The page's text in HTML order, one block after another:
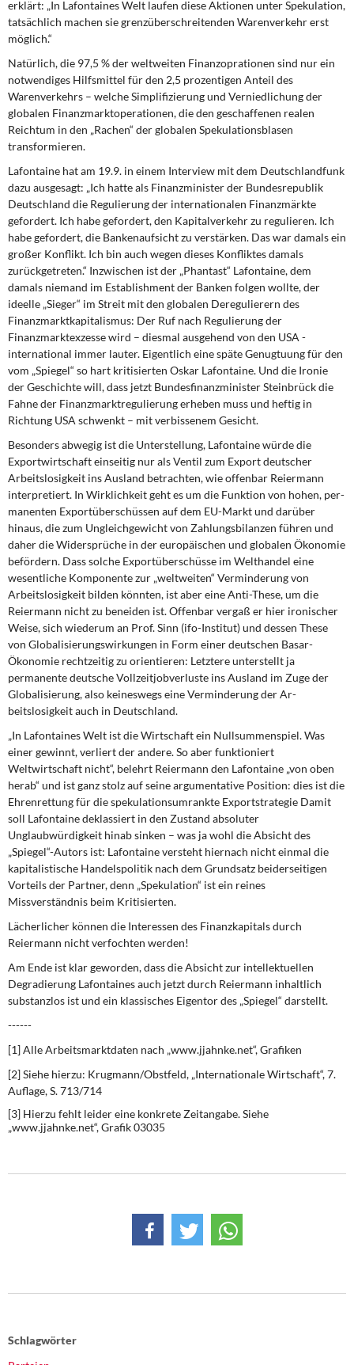
erklärt: „In Lafontaines Welt laufen diese Aktionen unter Spekulation,
tatsächlich machen sie grenzüberschreitenden Warenverkehr erst
möglich.“
Natürlich, die 97,5 % der weltweiten Finanzoprationen sind nur ein
notwendiges Hilfs­mittel für den 2,5 prozentigen Anteil des
Warenverkehrs – welcheSimplifizierungund Verniedlichungder
globalen Finanzmarktoperationen, die den geschaffenen realen
Reichtum in den „Rachen“ der globalen Spekulationsblasen
transformieren.
Lafontaine hat am 19.9. in einem Interview mit dem Deutschlandfunk
dazu ausgesagt: „Ich hatte als Finanzminister der Bundesrepublik
Deutschland die Regulierung der in­ternationalen Finanzmärkte
gefordert. Ich habe gefordert, den Kapitalverkehr zu regulie­ren. Ich
habe gefordert, die Bankenaufsicht zu verstärken. Das war damals ein
großer Konflikt. Ich bin auch wegen dieses Konfliktes damals
zurückgetreten.“ Inzwischen ist der „Phantast“ Lafontaine, dem
damals niemand im Establishment der Banken folgen wollte, der
ideelle „Sieger“ im Streit mit den globalen Deregulierern des
Finanzmarktka­pitalismus: Der Ruf nach Regulierung der
Finanzmarktexzesse wird – diesmal ausge­hend von den USA -
international immer lauter. Eigentlich eine späte Genugtuung für den
vom „Spiegel“ so hart kritisierten Oskar Lafontaine. Und die Ironie
der Geschichte will, dass jetzt Bundesfinanzminister Steinbrück die
Fahne der Finanzmarktregulierung erheben muss und heftig in
Richtung USA schwenkt – mit verbissenem Gesicht.
Besonders abwegig ist die Unterstellung, Lafontaine würde die
Exportwirtschaft einsei­tig nur als Ventil zum Export deutscher
Arbeitslosigkeit ins Ausland betrachten, wie of­fenbar Reiermann
interpretiert. In Wirklichkeit geht es um die Funktion von hohen, per­
manenten Exportüberschüssen auf dem EU-Markt und darüber
hinaus, die zum Un­gleichgewicht von Zahlungsbilanzen führen und
daher die Widersprüche in der europäi­schen und globalen Ökonomie
befördern. Dass solche Exportüberschüsse im Welthan­del eine
wesentliche Komponente zur „weltweiten“ Verminderungvon
Arbeitslosigkeit bilden könnten, ist aber eine Anti-These, um die
Reiermann nicht zu beneiden ist. Of­fenbar vergaß er hier ironischer
Weise, sich wiederum an Prof. Sinn (ifo-Institut) und dessen These
von Globalisierungswirkungen in Form einer deutschen Basar-
Ökonomie rechtzeitig zu orientieren: Letztere unterstellt ja
permanente deutsche Vollzeitjobverlus­te ins Ausland im Zuge der
Globalisierung, also keineswegs eineVerminderungder Ar­
beitslosigkeit auch in Deutschland.
„In Lafontaines Welt ist die Wirtschaft ein Nullsummenspiel. Was
einer gewinnt, verliert der andere. So aber funktioniert
Weltwirtschaft nicht“, belehrt Reiermann den Lafontaine „von oben
herab“ und ist ganz stolz auf seine argumentative Position: dies ist die
Ehren­rettung für die spekulationsumrankte Exportstrategie Damit
soll Lafontaine deklassiert in den Zustand absoluter
Unglaubwürdigkeit hinab sinken – was ja wohl die Absicht des
„Spiegel“-Autors ist: Lafontaine versteht hiernach nicht einmal die
kapitalistische Han­delspolitik nach dem Grundsatz beiderseitigen
Vorteils der Partner, denn „Spekulation“ ist ein reines
Missverständnis beim Kritisierten.
Lächerlicher können die Interessen des Finanzkapitals durch
Reiermann nicht verfoch­ten werden!
Am Ende ist klar geworden, dass die Absicht zur intellektuellen
Degradierung Lafontai­nes auch jetzt durch Reiermann inhaltlich
substanzlos ist und ein klassisches Eigentor des „Spiegel“ darstellt.
------
[1] Alle Arbeitsmarktdaten nach „www.jjahnke.net“, Grafiken
[2] Siehe hierzu: Krugmann/Obstfeld, „Internationale Wirtschaft“, 7.
Auflage, S. 713/714
[3] Hierzu fehlt leider eine konkrete Zeitangabe. Siehe
„www.jjahnke.net“, Grafik 03035
Schlagwörter